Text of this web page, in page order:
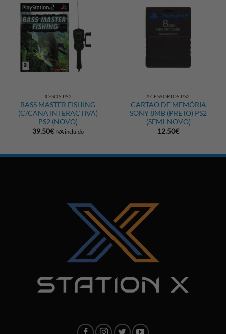
JOGOS PS2
BASS MASTER FISHING
(C/CANA INTERACTIVA)
PS2 (NOVO)
39.50€ IVA incluido
ACESSÓRIOS PS2
CARTÃO DE MEMÓRIA
SONY 8MB (PRETO) PS2
(SEMI-NOVO)
12.50€